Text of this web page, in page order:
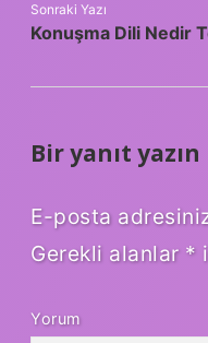
Sonraki Yazı
Konuşma Dili Nedir
Bir yanıt yazın
E-posta
Gerekli alanlar *
Yorum